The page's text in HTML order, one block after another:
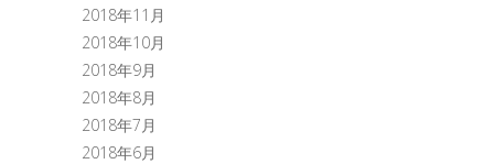
2018年11月
2018年10月
2018年9月
2018年8月
2018年7月
2018年6月